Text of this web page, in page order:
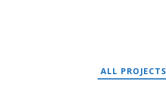
ALL PROJECTS